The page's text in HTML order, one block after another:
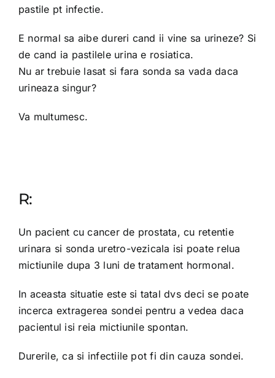
pastile pt infectie.
E normal sa aibe dureri cand ii vine sa urineze? Si
de cand ia pastilele urina e rosiatica.
Nu ar trebuie lasat si fara sonda sa vada daca
urineaza singur?
Va multumesc.
R:
Un pacient cu cancer de prostata, cu retentie
urinara si sonda uretro-vezicala isi poate relua
mictiunile dupa 3 luni de tratament hormonal.
In aceasta situatie este si tatal dvs deci se poate
incerca extragerea sondei pentru a vedea daca
pacientul isi reia mictiunile spontan.
Durerile, ca si infectiile pot fi din cauza sondei.